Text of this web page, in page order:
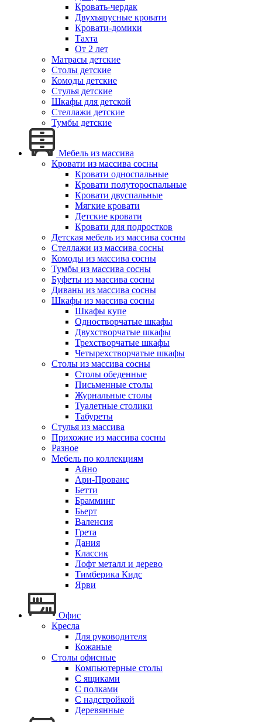
Кровать-чердак
Двухъярусные кровати
Кровати-домики
Тахта
От 2 лет
Матрасы детские
Столы детские
Комоды детские
Стулья детские
Шкафы для детской
Стеллажи детские
Тумбы детские
Мебель из массива
Кровати из массива сосны
Кровати односпальные
Кровати полутороспальные
Кровати двуспальные
Мягкие кровати
Детские кровати
Кровати для подростков
Детская мебель из массива сосны
Стеллажи из массива сосны
Комоды из массива сосны
Тумбы из массива сосны
Буфеты из массива сосны
Диваны из массива сосны
Шкафы из массива сосны
Шкафы купе
Одностворчатые шкафы
Двухстворчатые шкафы
Трехстворчатые шкафы
Четырехстворчатые шкафы
Столы из массива сосны
Столы обеденные
Письменные столы
Журнальные столы
Туалетные столики
Табуреты
Стулья из массива
Прихожие из массива сосны
Разное
Мебель по коллекциям
Айно
Ари-Прованс
Бетти
Брамминг
Бьерт
Валенсия
Грета
Дания
Классик
Лофт металл и дерево
Тимберика Кидс
Ярви
Офис
Кресла
Для руководителя
Кожаные
Столы офисные
Компьютерные столы
С ящиками
С полками
С надстройкой
Деревянные